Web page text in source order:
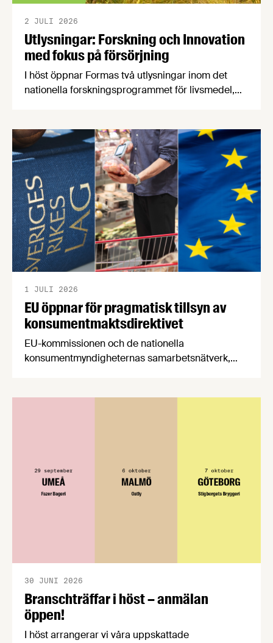
Utlysningar: Forskning och Innovation
med fokus på försörjning
2 JULI 2026
I höst öppnar Formas två utlysningar inom det
nationella forskningsprogrammet för livsmedel,
en motståndskraftig livsmedelsförsörjning", och
båda syftar till att bana väg för innovationer som
stärker Sveriges livsmedelsförsörjning.
EU öppnar för pragmatisk tillsyn av
konsumentmaktsdirektivet
1 JULI 2026
EU-kommissionen och de nationella
konsumentmyndigheternas samarbetsnätverk,
Branschträffar i höst – anmälan
öppen!
30 JUNI 2026
I höst arrangerar vi våra uppskattade